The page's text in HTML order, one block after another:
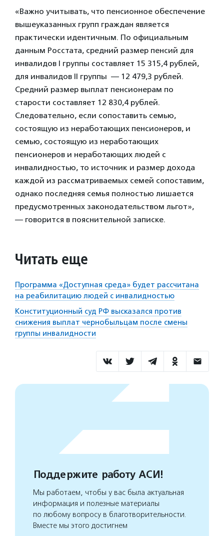
«Важно учитывать, что пенсионное обеспечение
вышеуказанных групп граждан является
практически идентичным. По официальным
данным Росстата, средний размер пенсий для
инвалидов I группы составляет 15 315,4 рублей,
для инвалидов II группы — 12 479,3 рублей.
Средний размер выплат пенсионерам по
старости составляет 12 830,4 рублей.
Следовательно, если сопоставить семью,
состоящую из неработающих пенсионеров, и
семью, состоящую из неработающих
пенсионеров и неработающих людей с
инвалидностью, то источник и размер дохода
каждой из рассматриваемых семей сопоставим,
однако последняя семья полностью лишается
предусмотренных законодательством льгот»,
— говорится в пояснительной записке.
Читать еще
Программа «Доступная среда» будет рассчитана
на реабилитацию людей с инвалидностью
Конституционный суд РФ высказался против
снижения выплат чернобыльцам после смены
группы инвалидности
Поддержите работу АСИ!
Мы работаем, чтобы у вас была актуальная
информация и полезные материалы
по любому вопросу в благотворительности.
Вместе мы этого достигнем